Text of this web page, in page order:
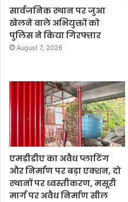
सार्वजनिक स्थान पर जुआ
खेलने वाले अभियुक्तों को
पुलिस ने किया गिरफ्तार
August 7, 2026
एमडीडीए का अवैध प्लाटिंग
और निर्माण पर बड़ा एक्शन, दो
स्थानों पर ध्वस्तीकरण, मसूरी
मार्ग पर अवैध निर्माण सील